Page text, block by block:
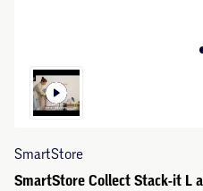
SmartStore
SmartStore Collect Stack-it L